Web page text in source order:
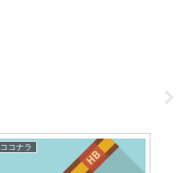
ココナラ